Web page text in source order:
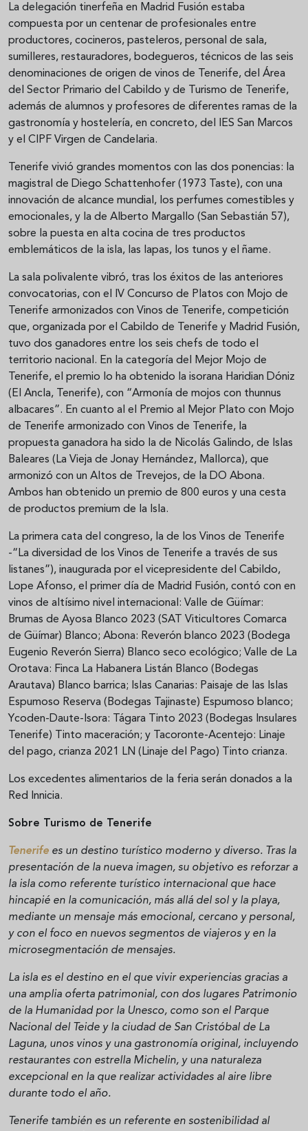
La delegación tinerfeña en Madrid Fusión estaba
compuesta por un centenar de profesionales entre
productores, cocineros, pasteleros, personal de sala,
sumilleres, restauradores, bodegueros, técnicos de las seis
denominaciones de origen de vinos de Tenerife, del Área
del Sector Primario del Cabildo y de Turismo de Tenerife,
además de alumnos y profesores de diferentes ramas de la
gastronomía y hostelería, en concreto, del IES San Marcos
y el CIPF Virgen de Candelaria.
Tenerife vivió grandes momentos con las dos ponencias: la
magistral de Diego Schattenhofer (1973 Taste), con una
innovación de alcance mundial, los perfumes comestibles y
emocionales, y la de Alberto Margallo (San Sebastián 57),
sobre la puesta en alta cocina de tres productos
emblemáticos de la isla, las lapas, los tunos y el ñame.
La sala polivalente vibró, tras los éxitos de las anteriores
convocatorias, con el IV Concurso de Platos con Mojo de
Tenerife armonizados con Vinos de Tenerife, competición
que, organizada por el Cabildo de Tenerife y Madrid Fusión,
tuvo dos ganadores entre los seis chefs de todo el
territorio nacional. En la categoría del Mejor Mojo de
Tenerife, el premio lo ha obtenido la isorana Haridian Dóniz
(El Ancla, Tenerife), con “Armonía de mojos con thunnus
albacares”. En cuanto al el Premio al Mejor Plato con Mojo
de Tenerife armonizado con Vinos de Tenerife, la
propuesta ganadora ha sido la de Nicolás Galindo, de Islas
Baleares (La Vieja de Jonay Hernández, Mallorca), que
armonizó con un Altos de Trevejos, de la DO Abona.
Ambos han obtenido un premio de 800 euros y una cesta
de productos premium de la Isla.
La primera cata del congreso, la de los Vinos de Tenerife
-“La diversidad de los Vinos de Tenerife a través de sus
listanes”), inaugurada por el vicepresidente del Cabildo,
Lope Afonso, el primer día de Madrid Fusión, contó con en
vinos de altísimo nivel internacional: Valle de Güímar:
Brumas de Ayosa Blanco 2023 (SAT Viticultores Comarca
de Güímar) Blanco; Abona: Reverón blanco 2023 (Bodega
Eugenio Reverón Sierra) Blanco seco ecológico; Valle de La
Orotava: Finca La Habanera Listán Blanco (Bodegas
Arautava) Blanco barrica; Islas Canarias: Paisaje de las Islas
Espumoso Reserva (Bodegas Tajinaste) Espumoso blanco;
Ycoden-Daute-Isora: Tágara Tinto 2023 (Bodegas Insulares
Tenerife) Tinto maceración; y Tacoronte-Acentejo: Linaje
del pago, crianza 2021 LN (Linaje del Pago) Tinto crianza.
Los excedentes alimentarios de la feria serán donados a la
Red Innicia.
Sobre Turismo de Tenerife
Tenerife es un destino turístico moderno y diverso. Tras la
presentación de la nueva imagen, su objetivo es reforzar a
la isla como referente turístico internacional que hace
hincapié en la comunicación, más allá del sol y la playa,
mediante un mensaje más emocional, cercano y personal,
y con el foco en nuevos segmentos de viajeros y en la
microsegmentación de mensajes.
La isla es el destino en el que vivir experiencias gracias a
una amplia oferta patrimonial, con dos lugares Patrimonio
de la Humanidad por la Unesco, como son el Parque
Nacional del Teide y la ciudad de San Cristóbal de La
Laguna, unos vinos y una gastronomía original, incluyendo
restaurantes con estrella Michelin, y una naturaleza
excepcional en la que realizar actividades al aire libre
durante todo el año.
Tenerife también es un referente en sostenibilidad al